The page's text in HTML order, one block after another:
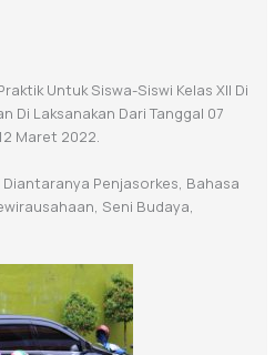
Untuk Siswa-Siswi Kelas XII Di
Di Laksanakan Dari Tanggal 07
Maret 2022.
Diantaranya Penjasorkes, Bahasa
Seni Budaya,